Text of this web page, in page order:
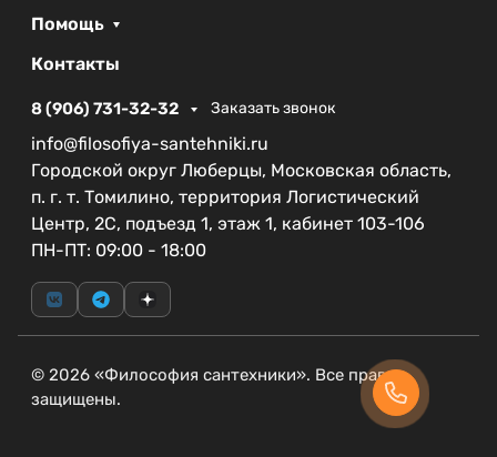
Помощь
Контакты
8 (906) 731-32-32 Заказать звонок
info@filosofiya-santehniki.ru
Городской округ Люберцы, Московская область,
п. г. т. Томилино, территория Логистический
Центр, 2С, подъезд 1, этаж 1, кабинет 103-106
ПН-ПТ: 09:00 - 18:00
© 2026 «Философия сантехники». Все права
защищены.